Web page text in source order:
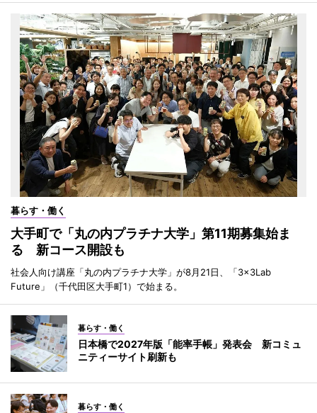
暮らす・働く
大手町で「丸の内プラチナ大学」第11期募集始ま
る 新コース開設も
社会人向け講座「丸の内プラチナ大学」が8月21日、「3×3Lab
Future」（千代田区大手町1）で始まる。
暮らす・働く
日本橋で2027年版「能率手帳」発表会 新コミュ
ニティーサイト刷新も
暮らす・働く